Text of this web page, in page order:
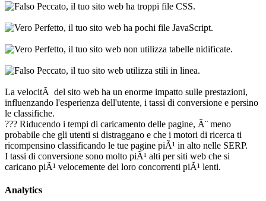
Peccato, il tuo sito web ha troppi file CSS.
Perfetto, il tuo sito web ha pochi file JavaScript.
Perfetto, il tuo sito web non utilizza tabelle nidificate.
Peccato, il tuo sito web utilizza stili in linea.
La velocitÃ del sito web ha un enorme impatto sulle prestazioni,
influenzando l'esperienza dell'utente, i tassi di conversione e persino
le classifiche.
??? Riducendo i tempi di caricamento delle pagine, Ã¨ meno
probabile che gli utenti si distraggano e che i motori di ricerca ti
ricompensino classificando le tue pagine piÃ¹ in alto nelle SERP.
I tassi di conversione sono molto piÃ¹ alti per siti web che si
caricano piÃ¹ velocemente dei loro concorrenti piÃ¹ lenti.
Analytics